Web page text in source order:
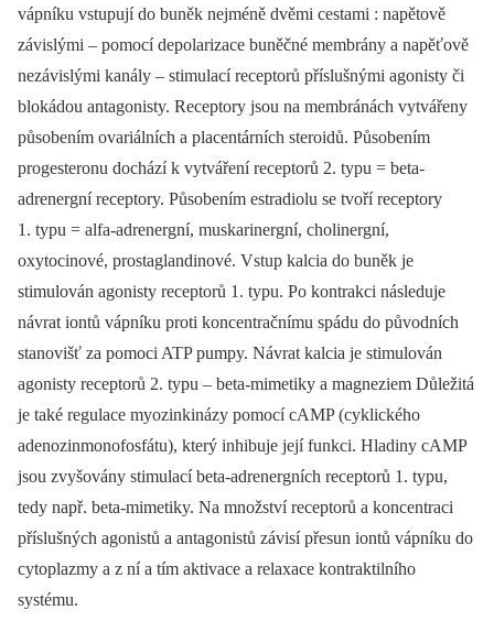
vápníku vstupují do buněk nejméně dvěmi cestami : napětově
závislými –⁠ pomocí depolarizace buněčné membrány a napěťově
nezávislými kanály –⁠ stimulací receptorů příslušnými agonisty či
blokádou antagonisty. Receptory jsou na membránách vytvářeny
působením ovariálních a placentárních steroidů. Působením
progesteronu dochází k vytváření receptorů 2. typu = beta-
adrenergní receptory. Působením estradiolu se tvoří receptory
1. typu = alfa-adrenergní, muskarinergní, cholinergní,
oxytocinové, prostaglandinové. Vstup kalcia do buněk je
stimulován agonisty receptorů 1. typu. Po kontrakci následuje
návrat iontů vápníku proti koncentračnímu spádu do původních
stanovišť za pomoci ATP pumpy. Návrat kalcia je stimulován
agonisty receptorů 2. typu –⁠ beta-mimetiky a magneziem Důležitá
je také regulace myozinkinázy pomocí cAMP (cyklického
adenozinmonofosfátu), který inhibuje její funkci. Hladiny cAMP
jsou zvyšovány stimulací beta-adrenergních receptorů 1. typu,
tedy např. beta-mimetiky. Na množství receptorů a koncentraci
příslušných agonistů a antagonistů závisí přesun iontů vápníku do
cytoplazmy a z ní a tím aktivace a relaxace kontraktilního
systému.